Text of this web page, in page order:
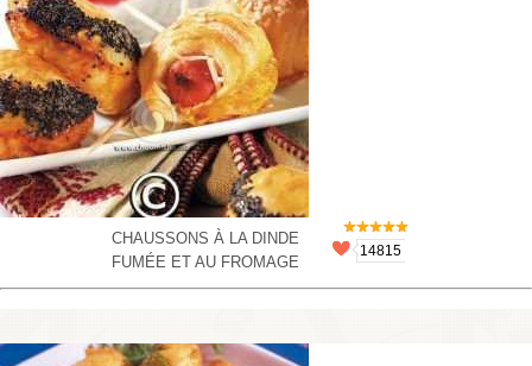
CHAUSSONS À LA DINDE
FUMÉE ET AU FROMAGE
14815